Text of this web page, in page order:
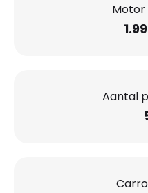
Motor
Aantal